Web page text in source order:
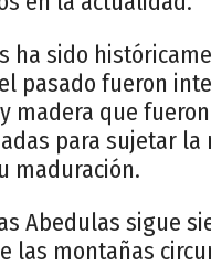
ha sido
pasado fueron
madera que
para sujetar
maduración.
Abedulas sigue
las montañas